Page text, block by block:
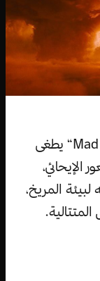
والجو العام لفيلم ”Mad Max: Fury Road“ يطغى
الإيحائي،
لبيئة المريخ،